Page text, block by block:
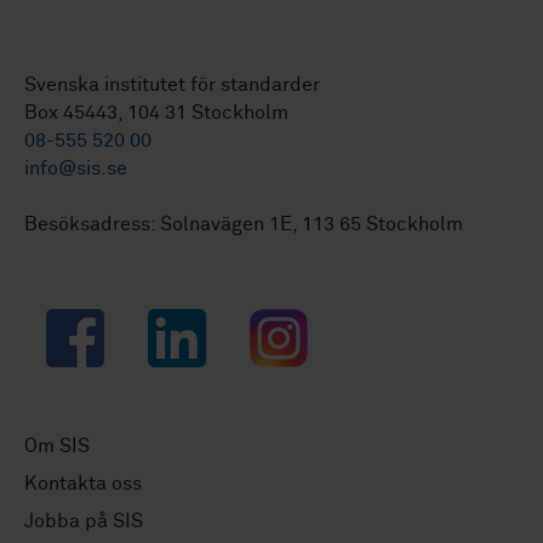
Svenska institutet för standarder
Box 45443, 104 31 Stockholm
08-555 520 00
info@sis.se
Besöksadress: Solnavägen 1E, 113 65 Stockholm
Facebook LinkedIn Instagram
Om SIS
Kontakta oss
Jobba på SIS